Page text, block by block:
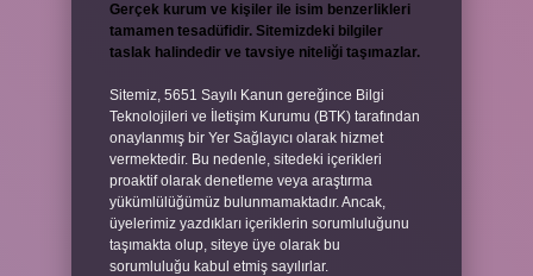
Gerçek kurum ve kişiler ile isim benzerlikleri
tamamen tesadüfidir. Sitemizdeki bilgiler
taslak halindedir ve tavsiye niteliği taşımazlar.
Sitemiz, 5651 Sayılı Kanun gereğince Bilgi
Teknolojileri ve İletişim Kurumu (BTK) tarafından
onaylanmış bir Yer Sağlayıcı olarak hizmet
vermektedir. Bu nedenle, sitedeki içerikleri
proaktif olarak denetleme veya araştırma
yükümlülüğümüz bulunmamaktadır. Ancak,
üyelerimiz yazdıkları içeriklerin sorumluluğunu
taşımakta olup, siteye üye olarak bu
sorumluluğu kabul etmiş sayılırlar.